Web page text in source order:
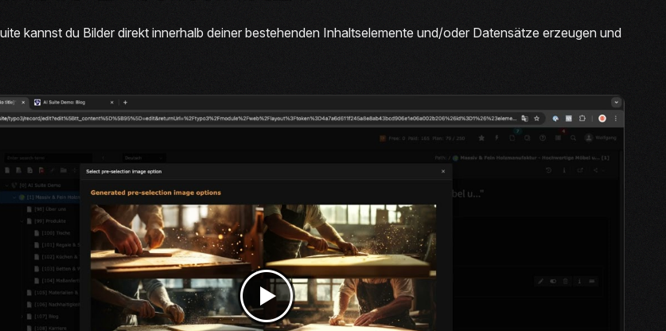
kannst du Bilder direkt innerhalb deiner bestehenden Inhaltselemente und/oder Datensätze erzeugen und